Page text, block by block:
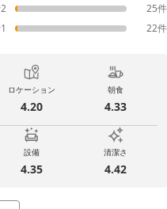
2
25件
1
22件
ロケーション
4.20
朝食
4.33
設備
4.35
清潔さ
4.42